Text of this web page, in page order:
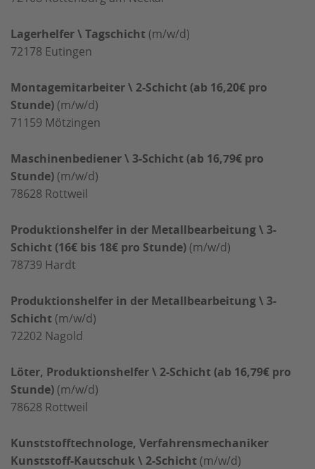
Lagerhelfer \ Tagschicht (m/w/d)
72178 Eutingen
Montagemitarbeiter \ 2-Schicht (ab 16,20€ pro
Stunde) (m/w/d)
71159 Mötzingen
Maschinenbediener \ 3-Schicht (ab 16,79€ pro
Stunde) (m/w/d)
78628 Rottweil
Produktionshelfer in der Metallbearbeitung \ 3-
Schicht (16€ bis 18€ pro Stunde) (m/w/d)
78739 Hardt
Produktionshelfer in der Metallbearbeitung \ 3-
Schicht (m/w/d)
72202 Nagold
Löter, Produktionshelfer \ 2-Schicht (ab 16,79€ pro
Stunde) (m/w/d)
78628 Rottweil
Kunststofftechnologe, Verfahrensmechaniker
Kunststoff-Kautschuk \ 2-Schicht (m/w/d)